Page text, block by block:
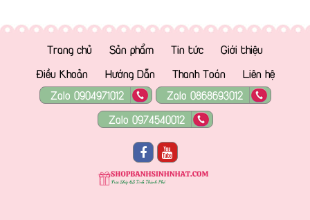
Trang chủ Sản phẩm Tin tức
Giới thiệu
Điều Khoản
Hướng Dẫn Thanh Toán
Liên hệ
Zalo 0904971012
Zalo 0868693012
Zalo 0974540012